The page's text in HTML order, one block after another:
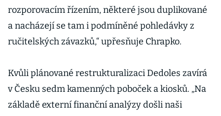
rozporovacím řízením, některé jsou duplikované
a nacházejí se tam i podmíněné pohledávky z
ručitelských závazků,“ upřesňuje Chrapko.
Kvůli plánované restrukturalizaci Dedoles zavírá
v Česku sedm kamenných poboček a kiosků. „Na
základě externí finanční analýzy došli naši